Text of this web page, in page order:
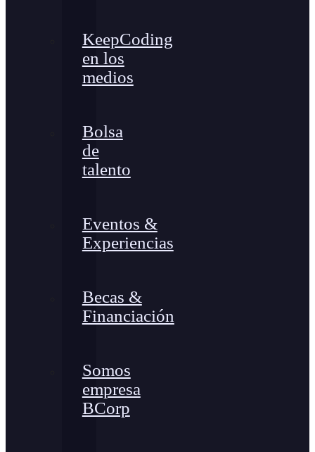
KeepCoding
en los
medios
Bolsa
de
talento
Eventos &
Experiencias
Becas &
Financiación
Somos
empresa
BCorp